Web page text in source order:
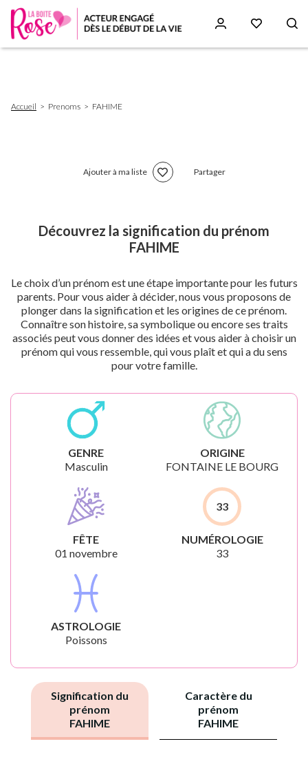
d'Ariane
Accueil Prenoms FAHIME
Ajouter à ma liste Partager
Découvrez la signification du prénom
FAHIME
Le choix d’un prénom est une étape importante pour les futurs
parents. Pour vous aider à décider, nous vous proposons de
plonger dans la signification et les origines de ce prénom.
Connaître son histoire, sa symbolique ou encore ses traits
associés peut vous donner des idées et vous aider à choisir un
prénom qui vous ressemble, qui vous plaît et qui a du sens
pour votre famille.
GENRE
Masculin
ORIGINE
FONTAINE LE BOURG
FÊTE
01 novembre
33
NUMÉROLOGIE
33
ASTROLOGIE
Poissons
Signification du
prénom
FAHIME
Caractère du
prénom
FAHIME